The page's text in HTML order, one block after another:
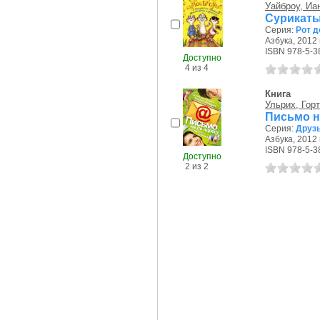
Доступно
4 из 4
Уайброу,
Серия: Рот
Азбука, 2012
ISBN 978-5-
Доступно
2 из 2
Книга
Ульрих,
Письмо
Серия:
Азбука, 2012
ISBN 978-5-